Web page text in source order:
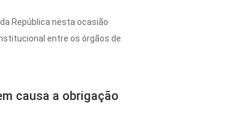
República nesta ocasião
entre os órgãos de
causa a obrigação